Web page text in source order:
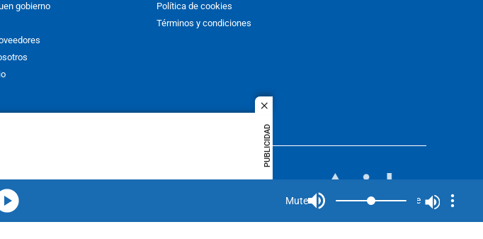
close
PUBLICIDAD
gobierno
Política de cookies
Términos y condiciones
así como su traducción a cualquier idioma
permission is prohibited. All rights
Mute Mute